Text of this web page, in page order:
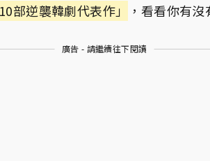
10部逆襲韓劇代表作」 ，看看你有沒
廣告 - 請繼續往下閱讀